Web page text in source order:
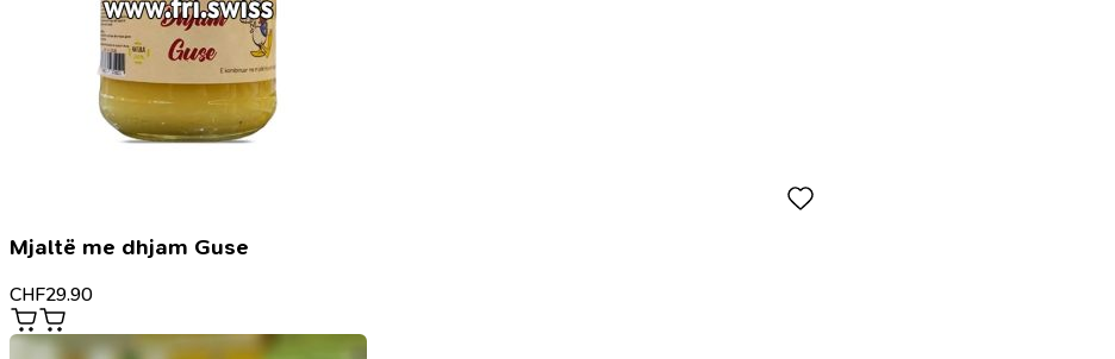
Mjaltë me dhjam Guse
CHF29.90